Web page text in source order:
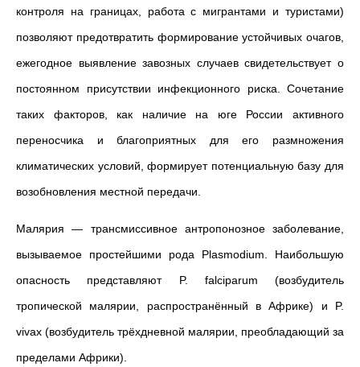
контроля на границах, работа с мигрантами и туристами)
позволяют предотвратить формирование устойчивых очагов,
ежегодное выявление завозных случаев свидетельствует о
постоянном присутствии инфекционного риска. Сочетание
таких факторов, как наличие на юге России активного
переносчика и благоприятных для его размножения
климатических условий, формирует потенциальную базу для
возобновления местной передачи.
Малярия — трансмиссивное антропонозное заболевание,
вызываемое простейшими рода Plasmodium. Наибольшую
опасность представляют P. falciparum (возбудитель
тропической малярии, распространённый в Африке) и P.
vivax (возбудитель трёхдневной малярии, преобладающий за
пределами Африки).